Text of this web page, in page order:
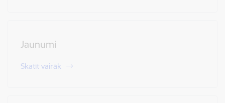
Jaunumi
Skatīt vairāk